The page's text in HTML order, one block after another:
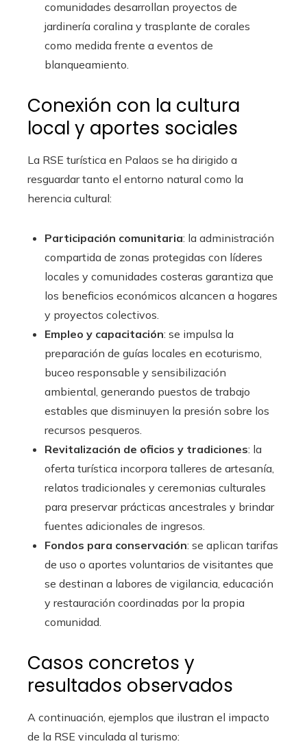
comunidades desarrollan proyectos de
jardinería coralina y trasplante de corales
como medida frente a eventos de
blanqueamiento.
Conexión con la cultura
local y aportes sociales
La RSE turística en Palaos se ha dirigido a
resguardar tanto el entorno natural como la
herencia cultural:
Participación comunitaria: la administración
compartida de zonas protegidas con líderes
locales y comunidades costeras garantiza que
los beneficios económicos alcancen a hogares
y proyectos colectivos.
Empleo y capacitación: se impulsa la
preparación de guías locales en ecoturismo,
buceo responsable y sensibilización
ambiental, generando puestos de trabajo
estables que disminuyen la presión sobre los
recursos pesqueros.
Revitalización de oficios y tradiciones: la
oferta turística incorpora talleres de artesanía,
relatos tradicionales y ceremonias culturales
para preservar prácticas ancestrales y brindar
fuentes adicionales de ingresos.
Fondos para conservación: se aplican tarifas
de uso o aportes voluntarios de visitantes que
se destinan a labores de vigilancia, educación
y restauración coordinadas por la propia
comunidad.
Casos concretos y
resultados observados
A continuación, ejemplos que ilustran el impacto
de la RSE vinculada al turismo: